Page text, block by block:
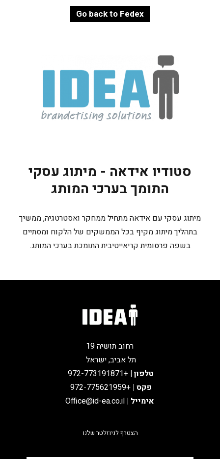
Go back to Fedex
סטודיו אידאה - מיתוג עסקי
התומך בערכי המותג
מיתוג עסקי עם אידאה מתחיל ממחקר ואסטרטגיה, ממשיך
בתהליך מיתוג מקיף בכל הממשקים של הלקוח ומסתיים
בשפה פרסומיתקריאייטיבית התומכת בערכי המותג.
רחוב תושיה 19
תל אביב, ישראל
טלפון|
+972-773191871
פקס | +972-775621959
אימייל |
הצטרף לניוזלטר שלנו